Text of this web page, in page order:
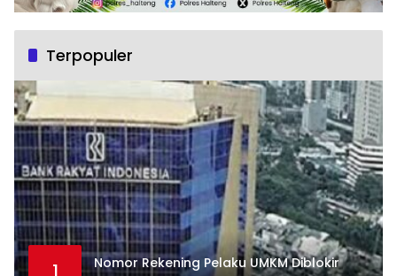
Terpopuler
Nomor Rekening Pelaku UMKM Diblokir